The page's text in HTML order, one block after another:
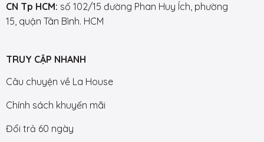
CN Tp HCM: số 102/15 đường Phan Huy Ích, phường
15, quận Tân Bình. HCM
TRUY CẬP NHANH
Câu chuyện về La House
Chính sách khuyến mãi
Đổi trả 60 ngày